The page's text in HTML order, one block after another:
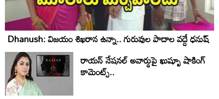
Dhanush: విజయం శిఖరాన ఉన్నా.. గురువుల పాదాల వద్దే ధనుష్‌
రాయన్ నేషనల్ అవార్డుపై ఖుష్బూ షాకింగ్
కామెంట్స్..